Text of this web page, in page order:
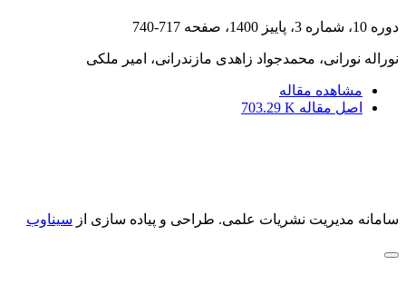
دوره 10، شماره 3، پاییز 1400، صفحه 717-740
نوراله نورانی، محمدجواد زاهدی مازندرانی، امیر ملکی
مشاهده مقاله
اصل مقاله 703.29 K
سامانه مدیریت نشریات علمی. طراحی و پیاده سازی از سیناوب